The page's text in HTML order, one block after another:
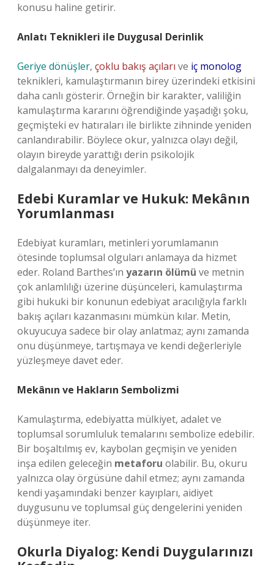
konusu haline getirir.
Anlatı Teknikleri ile Duygusal Derinlik
Geriye dönüşler, çoklu bakış açıları ve iç monolog
teknikleri, kamulaştırmanın birey üzerindeki etkisini
daha canlı gösterir. Örneğin bir karakter, valiliğin
kamulaştırma kararını öğrendiğinde yaşadığı şoku,
geçmişteki ev hatıraları ile birlikte zihninde yeniden
canlandırabilir. Böylece okur, yalnızca olayı değil,
olayın bireyde yarattığı derin psikolojik
dalgalanmayı da deneyimler.
Edebi Kuramlar ve Hukuk: Mekânın
Yorumlanması
Edebiyat kuramları, metinleri yorumlamanın
ötesinde toplumsal olguları anlamaya da hizmet
eder. Roland Barthes’ın yazarın ölümü ve metnin
çok anlamlılığı üzerine düşünceleri, kamulaştırma
gibi hukuki bir konunun edebiyat aracılığıyla farklı
bakış açıları kazanmasını mümkün kılar. Metin,
okuyucuya sadece bir olay anlatmaz; aynı zamanda
onu düşünmeye, tartışmaya ve kendi değerleriyle
yüzleşmeye davet eder.
Mekânın ve Hakların Sembolizmi
Kamulaştırma, edebiyatta mülkiyet, adalet ve
toplumsal sorumluluk temalarını sembolize edebilir.
Bir boşaltılmış ev, kaybolan geçmişin ve yeniden
inşa edilen geleceğin metaforu olabilir. Bu, okuru
yalnızca olay örgüsüne dahil etmez; aynı zamanda
kendi yaşamındaki benzer kayıpları, aidiyet
duygusunu ve toplumsal güç dengelerini yeniden
düşünmeye iter.
Okurla Diyalog: Kendi Duygularınızı